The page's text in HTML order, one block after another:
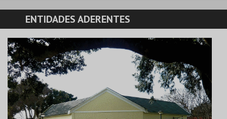
CARRINHO
EVENTOS
CARTÕES
PRODUTOS
ENTIDADES ADERENTES